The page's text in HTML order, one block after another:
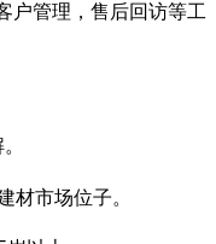
户管理，售后回访等工
材市场位子。